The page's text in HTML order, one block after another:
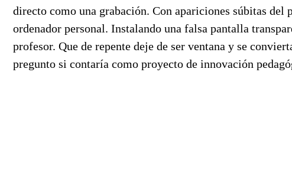
directo como una grabación. Con apariciones súbitas del
ordenador personal. Instalando una falsa pantalla
profesor. Que de repente deje de ser ventana y se
pregunto si contaría como proyecto de innovación